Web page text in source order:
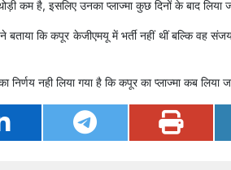
कम है, इसलिए उनका प्लाज्मा कुछ दिनों के बाद लिया
कि कपूर केजीएमयू में भर्ती नहीं थीं बल्कि वह
नही लिया गया है कि कपूर का प्लाज्मा कब लिया